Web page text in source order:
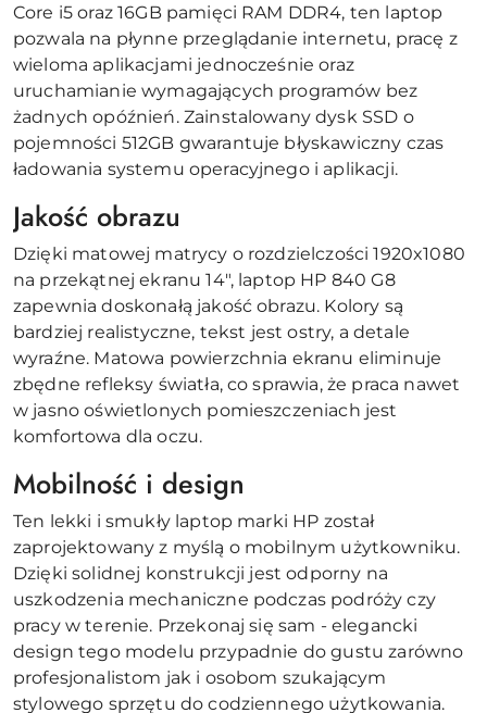
Core i5 oraz 16GB pamięci RAM DDR4, ten laptop
pozwala na płynne przeglądanie internetu, pracę z
wieloma aplikacjami jednocześnie oraz
uruchamianie wymagających programów bez
żadnych opóźnień. Zainstalowany dysk SSD o
pojemności 512GB gwarantuje błyskawiczny czas
ładowania systemu operacyjnego i aplikacji.
Jakość obrazu
Dzięki matowej matrycy o rozdzielczości 1920x1080
na przekątnej ekranu 14", laptop HP 840 G8
zapewnia doskonałą jakość obrazu. Kolory są
bardziej realistyczne, tekst jest ostry, a detale
wyraźne. Matowa powierzchnia ekranu eliminuje
zbędne refleksy światła, co sprawia, że praca nawet
w jasno oświetlonych pomieszczeniach jest
komfortowa dla oczu.
Mobilność i design
Ten lekki i smukły laptop marki HP został
zaprojektowany z myślą o mobilnym użytkowniku.
Dzięki solidnej konstrukcji jest odporny na
uszkodzenia mechaniczne podczas podróży czy
pracy w terenie. Przekonaj się sam - elegancki
design tego modelu przypadnie do gustu zarówno
profesjonalistom jak i osobom szukającym
stylowego sprzętu do codziennego użytkowania.